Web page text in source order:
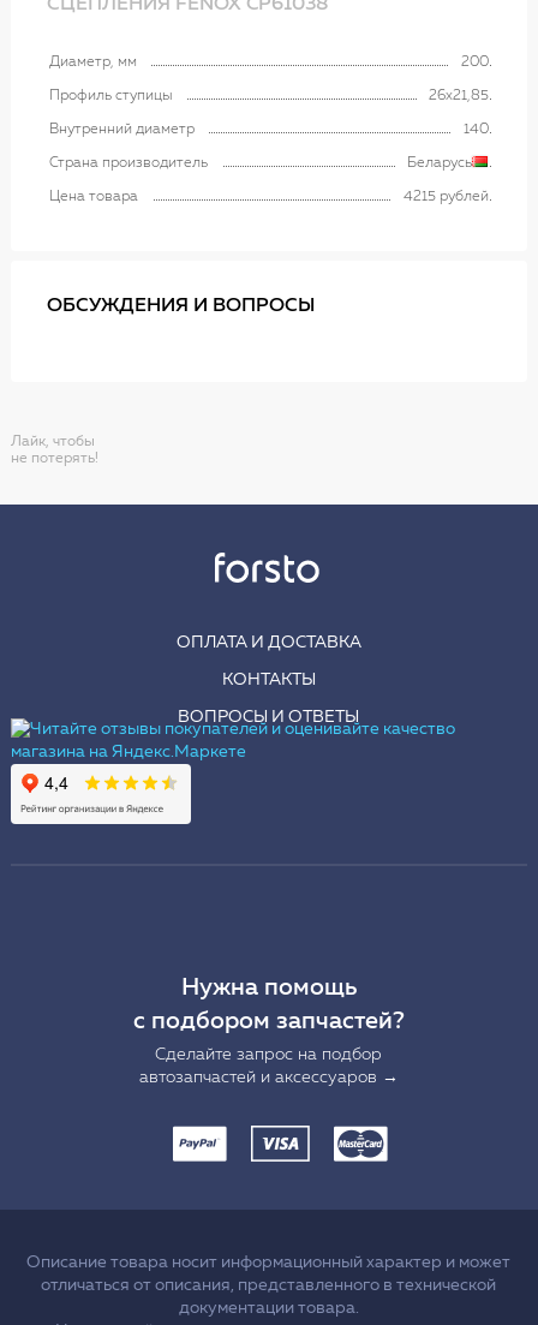
СЦЕПЛЕНИЯ FENOX CP61038
Диаметр, мм 200
Профиль ступицы 26x21,85
Внутренний диаметр 140
Страна производитель Беларусь
Цена товара 4215 рублей
ОБСУЖДЕНИЯ И ВОПРОСЫ
Лайк, чтобы
не потерять!
ОПЛАТА И ДОСТАВКА
КОНТАКТЫ
ВОПРОСЫ И ОТВЕТЫ
Нужна помощь
с подбором запчастей?
Сделайте запрос на подбор
автозапчастей и аксессуаров →
Описание товара носит информационный характер и может
отличаться от описания, представленного в технической
документации товара.